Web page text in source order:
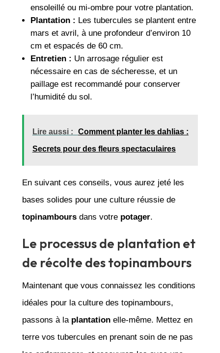
ensoleillé ou mi-ombre pour votre plantation.
Plantation : Les tubercules se plantent entre
mars et avril, à une profondeur d’environ 10
cm et espacés de 60 cm.
Entretien : Un arrosage régulier est
nécessaire en cas de sécheresse, et un
paillage est recommandé pour conserver
l’humidité du sol.
Lire aussi : Comment planter les dahlias :
Secrets pour des fleurs spectaculaires
En suivant ces conseils, vous aurez jeté les
bases solides pour une culture réussie de
topinamboursdans votre potager.
Le processus de plantation et
de récolte des topinambours
Maintenant que vous connaissez les conditions
idéales pour la culture des topinambours,
passons à la plantationelle-même. Mettez en
terre vos tubercules en prenant soin de ne pas